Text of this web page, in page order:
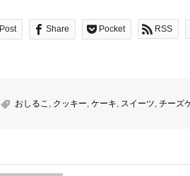
Post Share Pocket RSS
おしるこ , クッキー,ケーキ, スイーツ,チーズ